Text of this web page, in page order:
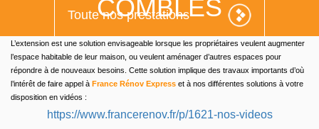
COMBLES
Toute nos prestations
L’extension est une solution envisageable lorsque les propriétaires veulent augmenter
l’espace habitable de leur maison, ou veulent aménager d’autres espaces pour
répondre à de nouveaux besoins. Cette solution implique des travaux importants d’où
l’intérêt de faire appel à France Rénov Express et à nos différentes solutions à votre
disposition en vidéos :
https://www.francerenov.fr/p/1621-nos-videos